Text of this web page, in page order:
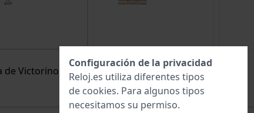
Victorinox
Configuración de la privacidad
Reloj.es utiliza diferentes tipos
de cookies. Para algunos tipos
necesitamos su permiso.